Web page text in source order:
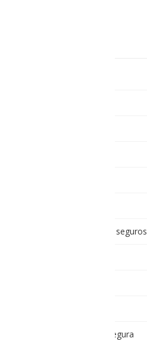
Accesorios Intrínsicamente seguros
Cámara Intrínsecamente Segura